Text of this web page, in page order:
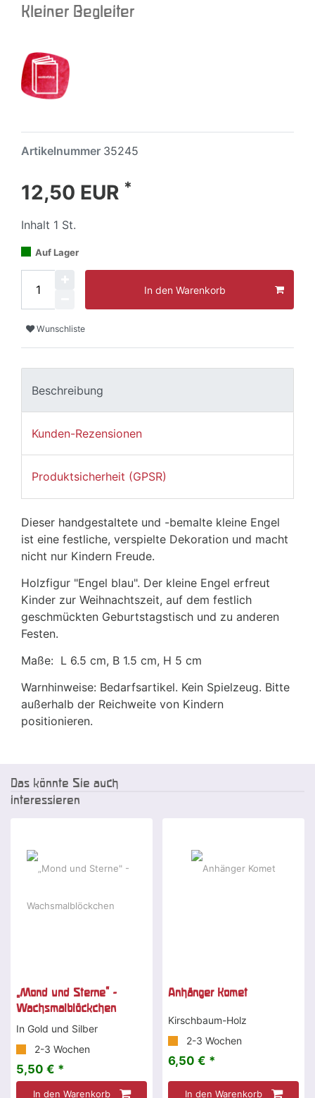
Kleiner Begleiter
Artikelnummer 35245
12,50 EUR *
Inhalt 1 St.
Auf Lager
In den Warenkorb
Wunschliste
Beschreibung
Kunden-Rezensionen
Produktsicherheit (GPSR)
Dieser handgestaltete und -bemalte kleine Engel
ist eine festliche, verspielte Dekoration und macht
nicht nur Kindern Freude.
Holzfigur "Engel blau". Der kleine Engel erfreut
Kinder zur Weihnachtszeit, auf dem festlich
geschmückten Geburtstagstisch und zu anderen
Festen.
Maße: L 6.5 cm, B 1.5 cm, H 5 cm
Warnhinweise: Bedarfsartikel. Kein Spielzeug. Bitte
außerhalb der Reichweite von Kindern
positionieren.
Das könnte Sie auch
interessieren
„Mond und Sterne" -
Wachsmalblöckchen
In Gold und Silber
2-3 Wochen
5,50 € *
In den Warenkorb
Anhänger Komet
Kirschbaum-Holz
2-3 Wochen
6,50 € *
In den Warenkorb